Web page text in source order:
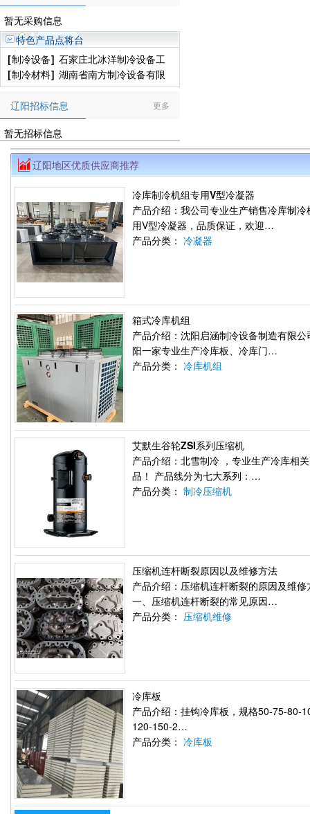
暂无采购信息
特色产品点将台
[制冷设备] 石家庄北冰洋制冷设备工
程有限公司
[制冷材料] 湖南省南方制冷设备有限
公司
更多
辽阳招标信息
暂无招标信息
辽阳地区优质供应商推荐
冷库制冷机组专用V型冷凝器
产品介绍：我公司专业生产销售冷库制冷
用V型冷凝器，品质保证，欢迎…
产品分类： 冷凝器
箱式冷库机组
产品介绍：沈阳启涵制冷设备制造有限公
阳一家专业生产冷库板、冷库门…
产品分类： 冷库机组
艾默生谷轮ZSI系列压缩机
产品介绍：北雪制冷 ，专业生产冷库相
品！ 产品线分为七大系列：…
产品分类： 制冷压缩机
压缩机连杆断裂原因以及维修方法
产品介绍：压缩机连杆断裂的原因及维修
一、压缩机连杆断裂的常见原因…
产品分类： 压缩机维修
冷库板
产品介绍：挂钩冷库板，规格50-75-80-
120-150-2…
产品分类： 冷库板